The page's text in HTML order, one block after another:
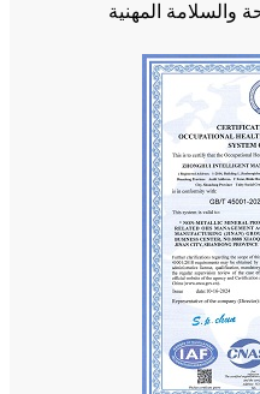
والسلامة المهنية